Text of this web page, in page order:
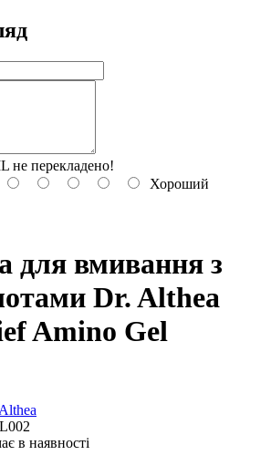
не перекладено!
Хороший
для вмивання з
Dr. Althea
Amino Gel
в наявності